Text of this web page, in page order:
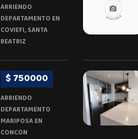
ARRIENDO
DEPARTAMENTO EN
COVIEFI, SANTA
BEATRIZ
$ 750000
ARRIENDO
DEPARTAMENTO
MARIPOSA EN
CONCON